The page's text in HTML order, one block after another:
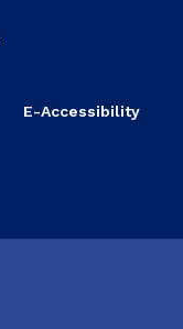
E-Accessibility